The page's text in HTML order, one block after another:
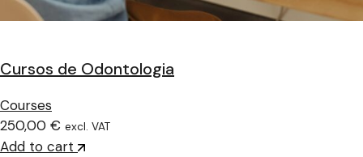
Cursos de Odontologia
Courses
250,00 € excl. VAT
Add to cart